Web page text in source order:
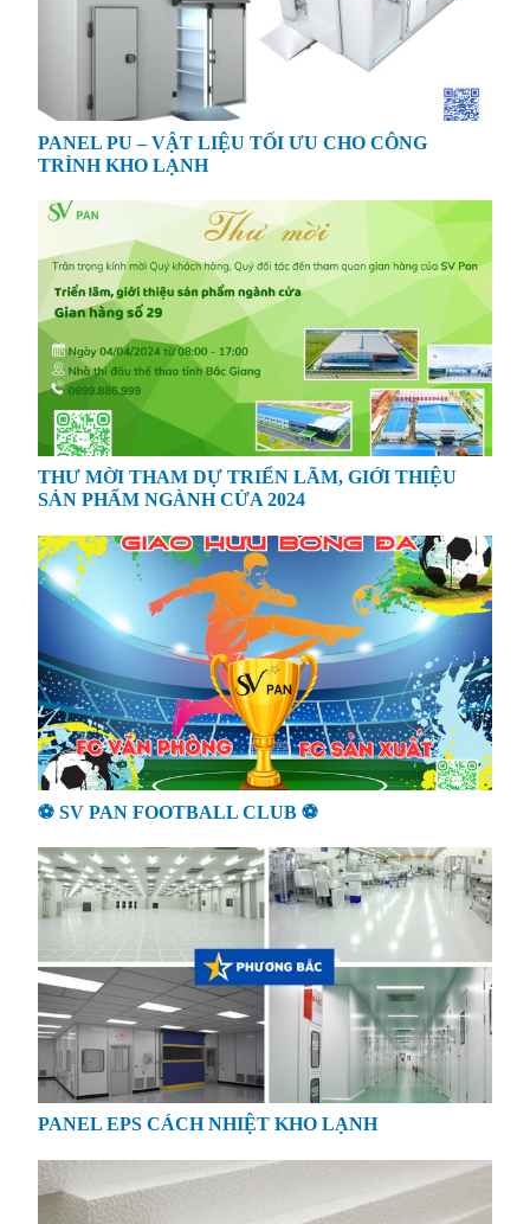
PANEL PU – VẬT LIỆU TỐI ƯU CHO CÔNG
TRÌNH KHO LẠNH
THƯ MỜI THAM DỰ TRIỂN LÃM, GIỚI THIỆU
SẢN PHẨM NGÀNH CỬA 2024
⚽ SV PAN FOOTBALL CLUB ⚽
PANEL EPS CÁCH NHIỆT KHO LẠNH